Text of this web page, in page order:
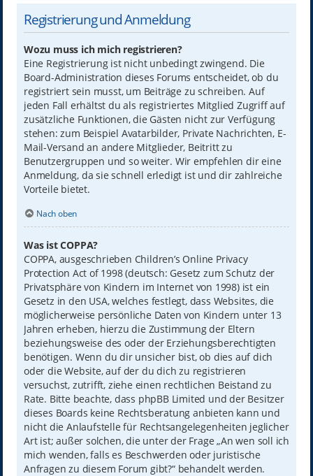
Registrierung und Anmeldung
Wozu muss ich mich registrieren?
Eine Registrierung ist nicht unbedingt zwingend. Die
Board-Administration dieses Forums entscheidet, ob du
registriert sein musst, um Beiträge zu schreiben. Auf
jeden Fall erhältst du als registriertes Mitglied Zugriff auf
zusätzliche Funktionen, die Gästen nicht zur Verfügung
stehen: zum Beispiel Avatarbilder, Private Nachrichten, E-
Mail-Versand an andere Mitglieder, Beitritt zu
Benutzergruppen und so weiter. Wir empfehlen dir eine
Anmeldung, da sie schnell erledigt ist und dir zahlreiche
Vorteile bietet.
Nach oben
Was ist COPPA?
COPPA, ausgeschrieben Children’s Online Privacy
Protection Act of 1998 (deutsch: Gesetz zum Schutz der
Privatsphäre von Kindern im Internet von 1998) ist ein
Gesetz in den USA, welches festlegt, dass Websites, die
möglicherweise persönliche Daten von Kindern unter 13
Jahren erheben, hierzu die Zustimmung der Eltern
beziehungsweise des oder der Erziehungsberechtigten
benötigen. Wenn du dir unsicher bist, ob dies auf dich
oder die Website, auf der du dich zu registrieren
versuchst, zutrifft, ziehe einen rechtlichen Beistand zu
Rate. Bitte beachte, dass phpBB Limited und der Besitzer
dieses Boards keine Rechtsberatung anbieten kann und
nicht die Anlaufstelle für Rechtsangelegenheiten jeglicher
Art ist; außer solchen, die unter der Frage „An wen soll ich
mich wenden, falls es Beschwerden oder juristische
Anfragen zu diesem Forum gibt?“ behandelt werden.